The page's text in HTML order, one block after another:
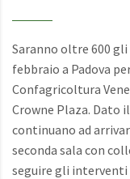
Saranno oltre 600
febbraio a Padova
Confagricoltura
Crowne Plaza. Dato
continuano ad
seconda sala con
seguire gli